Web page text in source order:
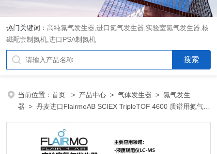
热门关键词： 高纯氮气发生器,进口氮气发生器,实验室氮气发生器,核
磁配套制氮机,进口PSA制氮机
当前位置：首页 > 产品中心 >气体发生器 >氮气发生
器 > 丹麦进口FlairmoAB SCIEX TripleTOF 4600 质谱用氮气发